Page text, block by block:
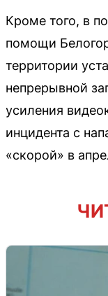
Кроме того, в
помощи
территории
непрерывной
усиления
инцидента с
«скорой» в